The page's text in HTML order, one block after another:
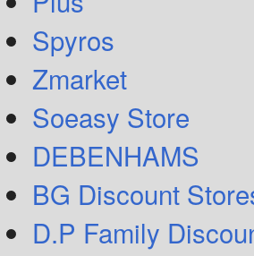
Spyros
Zmarket
Soeasy Store
DEBENHAMS
BG Discount
D.P Family